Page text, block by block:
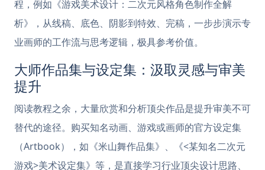
程，例如《游戏美术设计：二次元风格角色制作全解
析》，从线稿、底色、阴影到特效、完稿，一步步演示专
业画师的工作流与思考逻辑，极具参考价值。
大师作品集与设定集：汲取灵感与审美
提升
阅读教程之余，大量欣赏和分析顶尖作品是提升审美不可
替代的途径。购买知名动画、游戏或画师的官方设定集
（Artbook），如《米山舞作品集》、《<某知名二次元
游戏>美术设定集》等，是直接学习行业顶尖设计思路、